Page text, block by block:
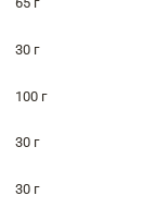
30 г
100 г
30 г
30 г